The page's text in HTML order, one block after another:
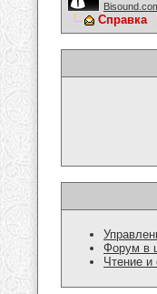
Справка
Форум в
Чтение и